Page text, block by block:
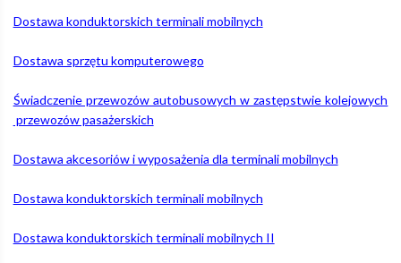
Regulaminu
"ŁKA"
sp
z
Dostawa konduktorskich terminali mobilnych
Dostawa sprzętu komputerowego
Świadczenie przewozów autobusowych w zastępstwie kolejowych
przewozów pasażerskich
Dostawa akcesoriów i wyposażenia dla terminali mobilnych
Dostawa konduktorskich terminali mobilnych
Dostawa konduktorskich terminali mobilnych II